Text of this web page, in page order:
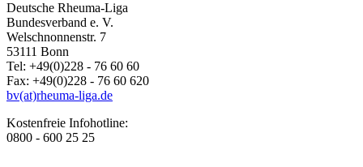
Deutsche Rheuma-Liga
Bundesverband e. V.
Welschnonnenstr. 7
53111 Bonn
Tel: +49(0)228 - 76 60 60
Fax: +49(0)228 - 76 60 620
bv(at)rheuma-liga.de
Kostenfreie Infohotline:
0800 - 600 25 25